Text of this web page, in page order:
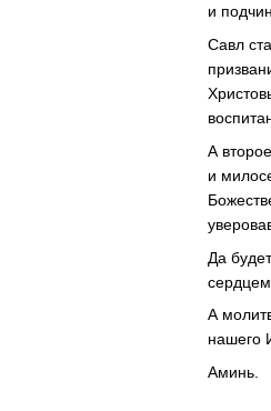
и
Савл
А
и
Да
А
нашего
Аминь.